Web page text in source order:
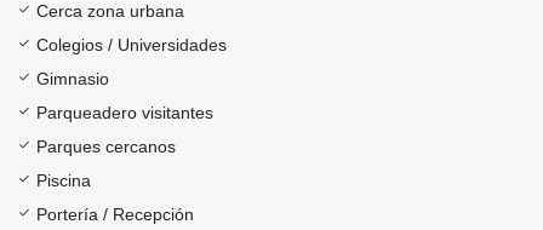
Cerca zona urbana
Colegios / Universidades
Gimnasio
Parqueadero visitantes
Parques cercanos
Piscina
Portería / Recepción